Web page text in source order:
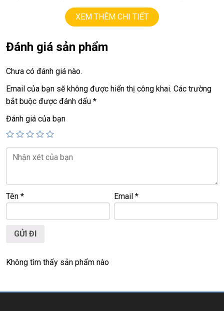
+ lcd13inretina(2560 X 1600)
+ Pin good sạc 150 lần
+ 4 Thunderbolt 3 ports
Giá: 38 ,9tr
XEM THÊM CHI TIẾT
Đánh giá sản phẩm
Chưa có đánh giá nào.
Email của bạn sẽ không được hiển thị công khai. Các trường
bắt buộc được đánh dấu *
Đánh giá của bạn
Tên * Email*
Không tìm thấy sản phẩm nào